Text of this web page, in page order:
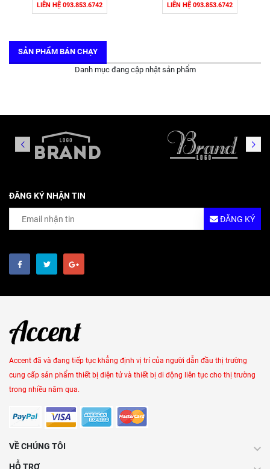
LIÊN HỆ 093.853.6742 LIÊN HỆ 093.853.6742
SẢN PHẨM BÁN CHẠY
Danh mục đang cập nhật sản phẩm
ĐĂNG KÝ NHẬN TIN
ĐĂNG KÝ
Accent đã và đang tiếp tục khẳng định vị trí của người dẫn đầu thị trường
cung cấp sản phẩm thiết bị điện tử và thiết bị di động liên tục cho thị trường
trong nhiều năm qua.
VỀ CHÚNG TÔI
HỖ TRỢ